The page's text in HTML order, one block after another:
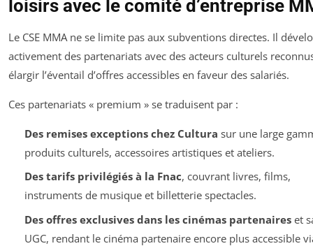
loisirs avec le comité d’entreprise
Le CSE MMA ne se limite pas aux subventions directes. Il
activement des partenariats avec des acteurs culturels
élargir l’éventail d’offres accessibles en faveur des salariés.
Ces partenariats « premium » se traduisent par :
Des remises exceptions chez Cultura sur une large
produits culturels, accessoires artistiques et ateliers.
Des tarifs privilégiés à la Fnac, couvrant livres, films,
instruments de musique et billetterie spectacles.
Des offres exclusives dans les cinémas partenaireset
UGC, rendant le cinéma partenaire encore plus accessible